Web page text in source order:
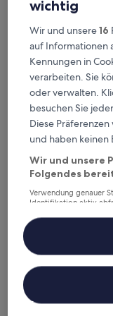
von
Wunderbar,
(180
Bewertungen)
Hotel Anika
Hotel Anika
Sterne-
Unterkunft
2,9 km von
8.8
von
8,8/10
Hotel Anika
wichtig
Wir und unsere16
auf Informationen
Kennungen in
verarbeiten. Sie
oder verwalten.
besuchen Sie
Diese
und haben keinen
Wir und unsere
Folgendes
Verwendung genauer
Identifikation aktiv
Inhalte, Messung von
Zielgruppenforschung
Liste der Partner